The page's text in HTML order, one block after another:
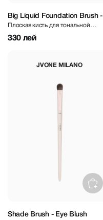
Big Liquid Foundation Brush -
Face Brush
Плоская кисть для тональной
основы
330 лей
JVONE MILANO
Shade Brush - Eye Blush